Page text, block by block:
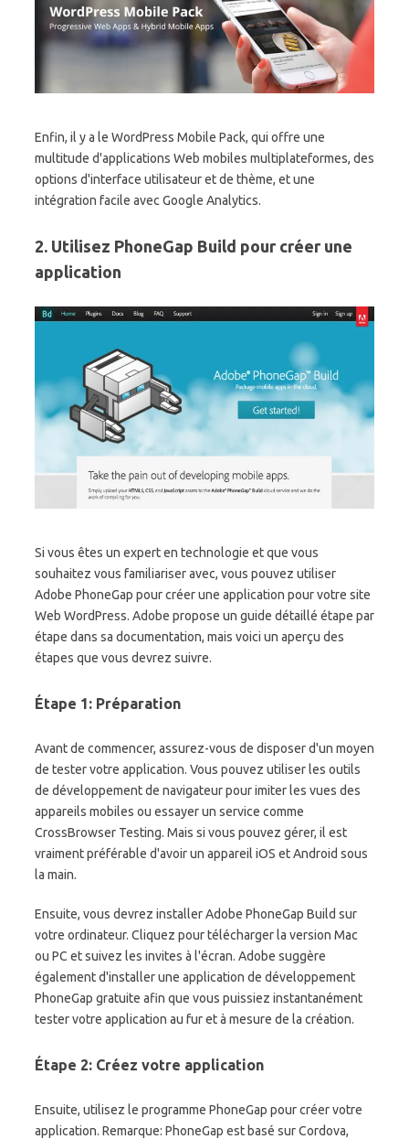
Enfin, il y a le WordPress Mobile Pack, qui offre une
multitude d'applications Web mobiles multiplateformes, des
options d'interface utilisateur et de thème, et une
intégration facile avec Google Analytics.
2. Utilisez PhoneGap Build pour créer une
application
Si vous êtes un expert en technologie et que vous
souhaitez vous familiariser avec, vous pouvez utiliser
Adobe PhoneGap pour créer une application pour votre site
Web WordPress. Adobe propose un guide détaillé étape par
étape dans sa documentation, mais voici un aperçu des
étapes que vous devrez suivre.
Étape 1: Préparation
Avant de commencer, assurez-vous de disposer d'un moyen
de tester votre application. Vous pouvez utiliser les outils
de développement de navigateur pour imiter les vues des
appareils mobiles ou essayer un service comme
CrossBrowser Testing. Mais si vous pouvez gérer, il est
vraiment préférable d'avoir un appareil iOS et Android sous
la main.
Ensuite, vous devrez installer Adobe PhoneGap Build sur
votre ordinateur. Cliquez pour télécharger la version Mac
ou PC et suivez les invites à l'écran. Adobe suggère
également d'installer une application de développement
PhoneGap gratuite afin que vous puissiez instantanément
tester votre application au fur et à mesure de la création.
Étape 2: Créez votre application
Ensuite, utilisez le programme PhoneGap pour créer votre
application. Remarque: PhoneGap est basé sur Cordova,